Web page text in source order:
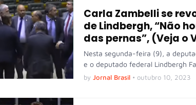
Carla Zambelli se
de Lindbergh, “Não
das pernas”, (Veja o
Nesta segunda-feira (9), a
e o deputado federal Lindbergh
by Jornal Brasil • outubro 10, 2023